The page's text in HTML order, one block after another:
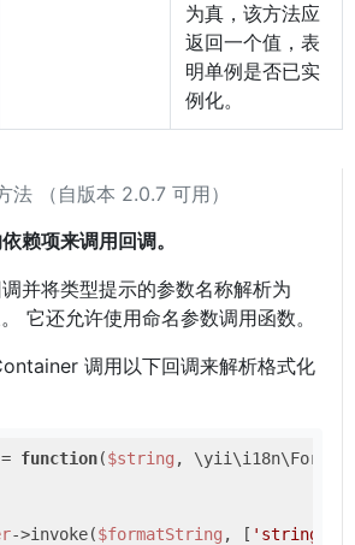
为真，该方法应
返回一个值，表
明单例是否已实
例化。
法 （自版本 2.0.7 可用）
赖项来调用回调。
并将类型提示的参数名称解析为
它还允许使用命名参数调用函数。
调用以下回调来解析格式化
= function($string ,
->invoke($formatString , [ 'string'